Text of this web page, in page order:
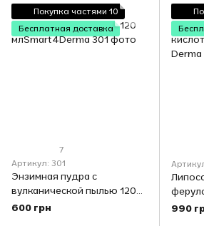
Покупка частями 10
Бесплатная доставка
7
Артикул: 301
Энзимная пудра с
вулканической пылью 120
млSmart4Derma
600 грн
Smart
990